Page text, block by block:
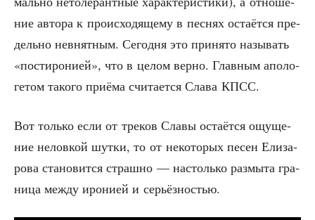
ние авто­ра к про­ис­хо­дя­ще­му в пес­нях оста­ёт­ся пре­
дель­но невнят­ным. Сего­дня это при­ня­то назы­вать
«пости­ро­ни­ей», что в целом вер­но. Глав­ным апо­ло­
ге­том тако­го при­ё­ма счи­та­ет­ся Сла­ва КПСС.
Вот толь­ко если от тре­ков Сла­вы оста­ёт­ся ощу­ще­
ние нелов­кой шут­ки, то от неко­то­рых песен Ели­за­
ро­ва ста­но­вит­ся страш­но — настоль­ко раз­мы­та гра­
ни­ца меж­ду иро­ни­ей и серьёзностью.